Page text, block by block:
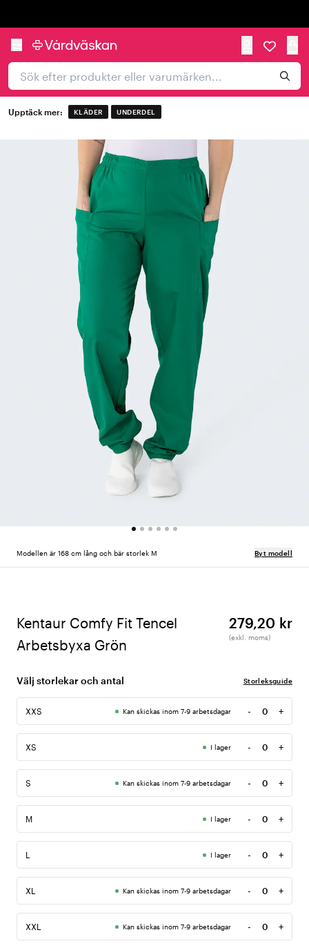
Upptäck mer: KLÄDER UNDERDEL
Modellen är 168 cm lång och bär storlek M Byt modell
Kentaur Comfy Fit Tencel
Arbetsbyxa Grön
279,20 kr
(exkl. moms)
Välj storlekar och antal Storleksguide
XXS Kan skickas inom 7-9 arbetsdagar -
Antal
+
XS I lager -
Antal
+
S Kan skickas inom 7-9 arbetsdagar -
Antal
+
M I lager -
Antal
+
L I lager -
Antal
+
XL Kan skickas inom 7-9 arbetsdagar -
Antal
+
XXL Kan skickas inom 7-9 arbetsdagar -
Antal
+